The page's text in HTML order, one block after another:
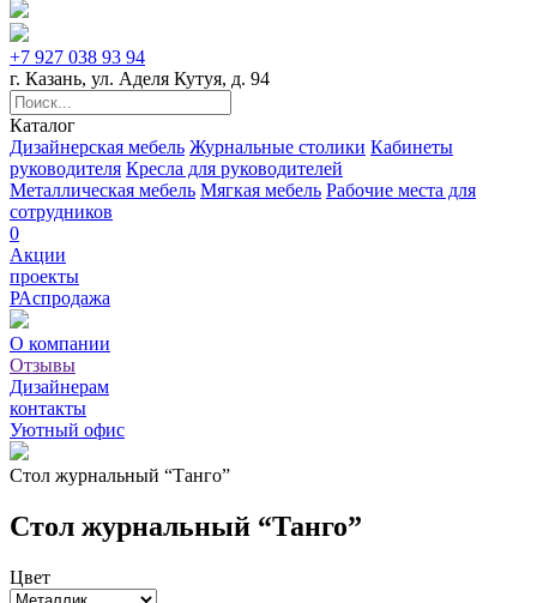
+7 927 038 93 94
г. Казань, ул. Аделя Кутуя, д. 94
Каталог
Дизайнерская мебель Журнальные столики Кабинеты
руководителя Кресла для руководителей
Металлическая мебель Мягкая мебель Рабочие места для
сотрудников
0
Акции
проекты
РАспродажа
О компании
Отзывы
Дизайнерам
контакты
Уютный офис
Стол журнальный “Танго”
Стол журнальный “Танго”
Цвет